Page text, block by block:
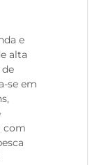
e
alta
se em
com